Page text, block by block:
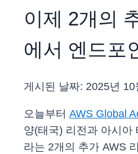
이제 2개의
에서 엔드포
게시된 날짜: 2025년 10
오늘부터 AWS Global
양(태국) 리전과 아시아
라는 2개의 추가 AWS